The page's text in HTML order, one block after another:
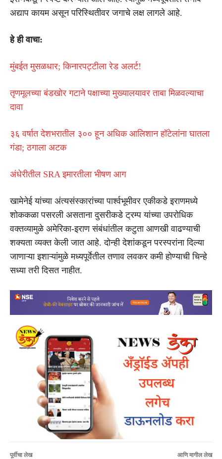
अद्याप कायम असून परिस्थितीवर जगाचे लक्ष लागले आहे.
हे ही वाचा:
मुंबईत मुसळधार; किनारपट्टीला रेड अलर्ट!
तृणमूलच्या बंडखोर गटाने पक्षाच्या मुख्यालयावर ताबा मिळवल्याचा
दावा
३६ वर्षात देशभरातील ३०० हून अधिक आलिशान हॉटेलांना घातला
गंडा; ठगाला अटक
अंधेरीतील SRA इमारतीला भीषण आग
खामेनेई यांच्या अंत्यसंस्कारांच्या पार्श्वभूमीवर एकीकडे इराणमध्ये
शोककळा पसरली असताना दुसरीकडे ट्रम्प यांच्या उपरोधिक
वक्तव्यामुळे अमेरिका-इराण संबंधांतील कटुता आणखी वाढण्याची
शक्यता व्यक्त केली जात आहे. दोन्ही देशांकडून परस्परांना दिल्या
जाणाऱ्या इशाऱ्यांमुळे मध्यपूर्वेतील तणाव लवकर कमी होण्याची चिन्हे
सध्या तरी दिसत नाहीत.
पूर्वीचा लेख आणि मागील लेख